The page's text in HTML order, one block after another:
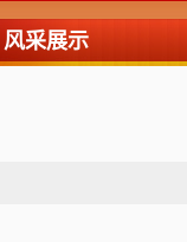
风采展示